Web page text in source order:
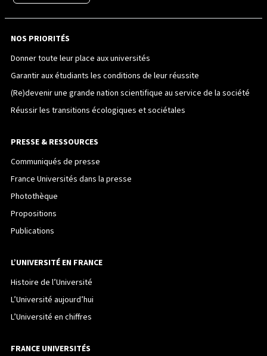
NOS PRIORITÉS
Donner toute leur place aux universités
Garantir aux étudiants les conditions de leur réussite
(Re)devenir une grande nation scientifique au service de la société
Réussir les transitions écologiques et sociétales
PRESSE & RESSOURCES
Communiqués de presse
France Universités dans la presse
Photothèque
Propositions
Publications
L’UNIVERSITÉ EN FRANCE
Histoire de l’Université
L’Université aujourd’hui
L’Université en chiffres
FRANCE UNIVERSITÉS